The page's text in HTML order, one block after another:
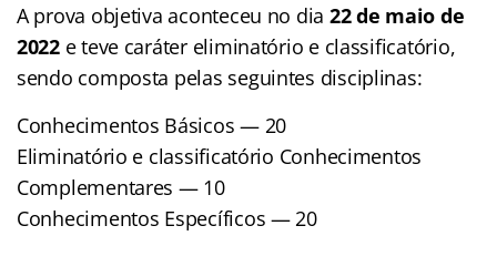
A prova objetiva aconteceu no dia 22 de maio de
2022e teve caráter eliminatório e classificatório,
sendo composta pelas seguintes disciplinas:
Conhecimentos Básicos — 20
Eliminatório e classificatório Conhecimentos
Complementares — 10
Conhecimentos Específicos — 20